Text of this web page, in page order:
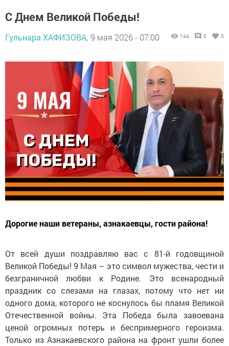
С Днем Великой Победы!
Гульнара ХАФИЗОВА, 9 мая 2026 - 07:00 144 0 0
Дорогие наши ветераны, азнакаевцы, гости района!
От всей души поздравляю вас с 81-й годовщиной
Великой Победы! 9 Мая – это символ мужества, чести и
безграничной любви к Родине. Это всенародный
праздник со слезами на глазах, потому что нет ни
одного дома, которого не коснулось бы пламя Великой
Отечественной войны. Эта Победа была завоевана
ценой огромных потерь и беспримерного героизма.
Только из Азнакаевского района на фронт ушли более